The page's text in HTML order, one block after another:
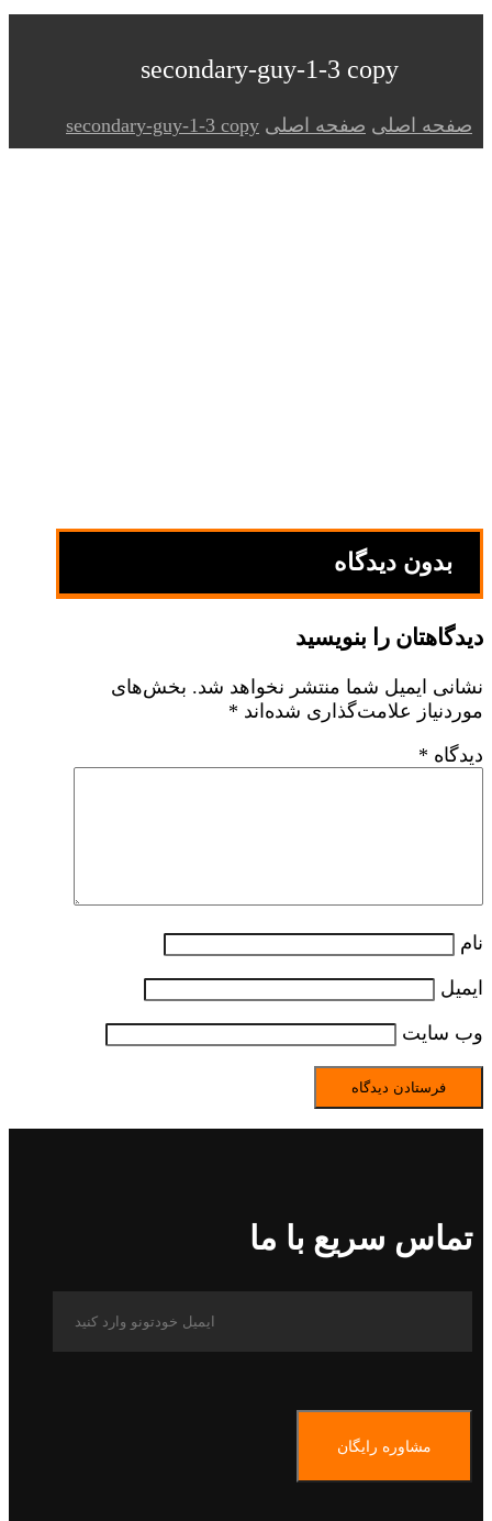
secondary-guy-1-3 copy
صفحه اصلی صفحه اصلی secondary-guy-1-3 copy
بدون دیدگاه
دیدگاهتان را بنویسید
نشانی ایمیل شما منتشر نخواهد شد. بخش‌های
موردنیاز علامت‌گذاری شده‌اند *
دیدگاه *
نام
ایمیل
وب‌ سایت
تماس سریع با ما
مشاوره رایگان